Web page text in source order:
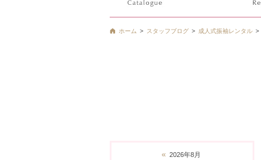
ホーム スタッフブログ 成人式振袖レンタル
« 2026年8月